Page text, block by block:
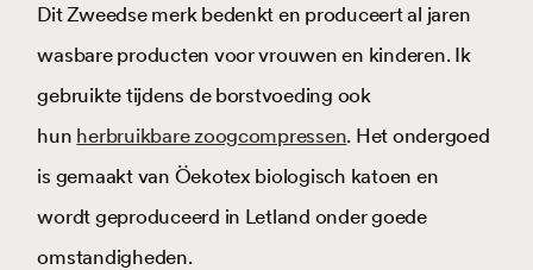
Dit Zweedse merk bedenkt en produceert al jaren
wasbare producten voor vrouwen en kinderen. Ik
gebruikte tijdens de borstvoeding ook
hun herbruikbare zoogcompressen. Het ondergoed
is gemaakt van Öekotex biologisch katoen en
wordt geproduceerd in Letland onder goede
omstandigheden.